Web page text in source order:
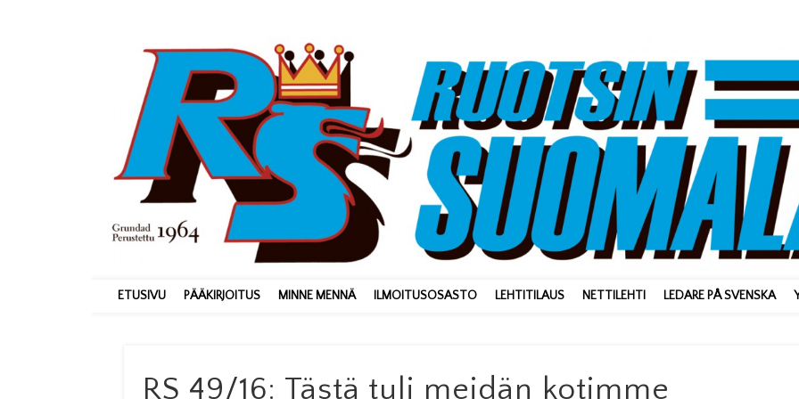
ETUSIVU PÄÄKIRJOITUS MINNE MENNÄ ILMOITUSOSASTO LEHTITILAUS NETTILEHTI LEDARE PÅ SVENSKA
RS 49/16: Tästä tuli meidän kotimme